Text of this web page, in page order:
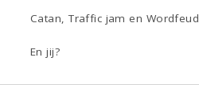
Catan, Traffic jam en Wordfeud
En jij?